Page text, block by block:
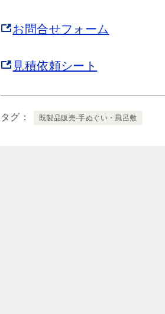
お問合せフォーム
見積依頼シート
タグ 既製品販売-手ぬぐい・風呂敷